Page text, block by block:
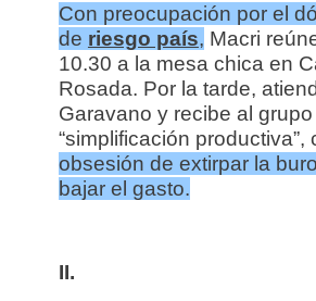
Con preocupación por el
de riesgo país, Macri
10.30 a la mesa chica en
Rosada. Por la tarde,
Garavano y recibe al
“simplificación productiva”,
obsesión de extirpar la
bajar el gasto.
II.